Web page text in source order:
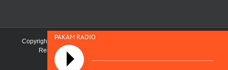
Copyright 2019 Pilbara and Kimberley Aboriginal Media | All Rights
Reserved | Maintained by
PAKAM RADIO